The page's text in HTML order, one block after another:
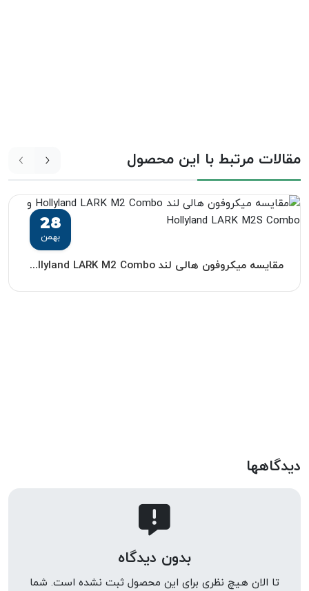
مقالات مرتبط با این محصول
28
بهمن
مقایسه میکروفون هالی لند Hollyland LARK M2 Combo و Hollyland LARK M2S Combo
دیدگاهها
بدون دیدگاه
تا الان هیچ نظری برای این محصول ثبت نشده است. شما